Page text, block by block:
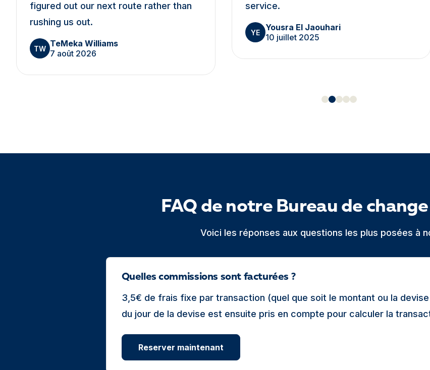
figured out our next route rather than
rushing us out.
TW TeMeka Williams
7 août 2026
service.
YE
Yousra El Jaouhari
10 juillet 2025
FAQ de notre Bureau de
Voici les réponses aux questions les plus posées à
Quelles commissions sont facturées ?
3,5€ de frais fixe par transaction (quel que soit le montant ou la
du jour de la devise est ensuite pris en compte pour calculer la
Reserver maintenant